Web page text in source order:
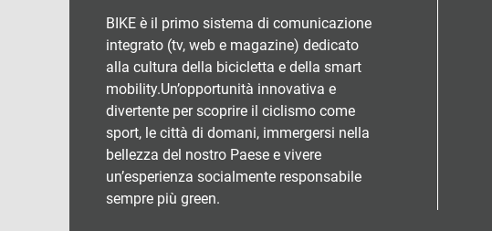
BIKE è il primo sistema di comunicazione
integrato (tv, web e magazine) dedicato
alla cultura della bicicletta e della smart
mobility.Un’opportunità innovativa e
divertente per scoprire il ciclismo come
sport, le città di domani, immergersi nella
bellezza del nostro Paese e vivere
un’esperienza socialmente responsabile
sempre più green.